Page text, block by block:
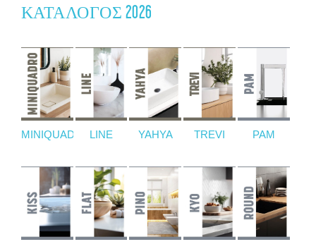
ΚΑΤΆΛΟΓΟΣ 2026
MINIQUADROLINE YAHYA TREVI PAM